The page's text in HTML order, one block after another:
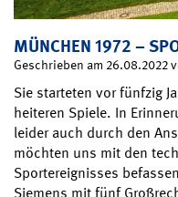
MÜNCHEN 1972 –
Geschrieben am 26.08.2022
Sie starteten vor fünfzig
heiteren Spiele. In
leider auch durch den
möchten uns mit den
Sportereignisses
Siemens mit fünf